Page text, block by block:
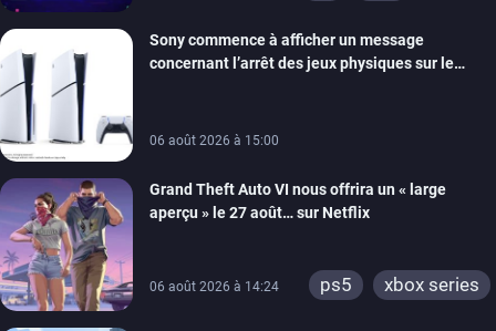
switch
ios
android
ps4
Sony commence à afficher un message
concernant l’arrêt des jeux physiques sur le
06 août 2026 à 15:00
Grand Theft Auto VI nous offrira un « large
aperçu » le 27 août… sur Netflix
06 août 2026 à 14:24 ps5 xbox series